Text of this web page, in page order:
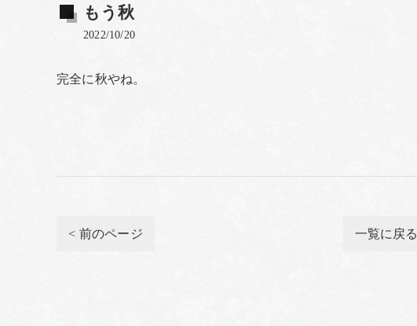
もう秋
2022/10/20
完全に秋やね。
< 前のページ 一覧に戻る